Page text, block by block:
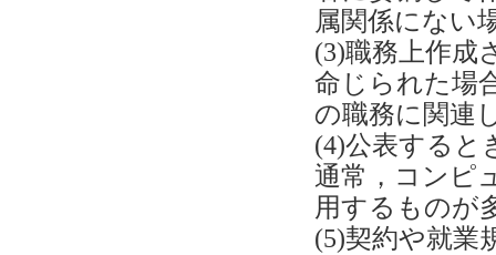
属関係にない
(3)職務上作
命じられた場
の職務に関連
(4)公表する
通常，コンピ
用するものが
(5)契約や就業